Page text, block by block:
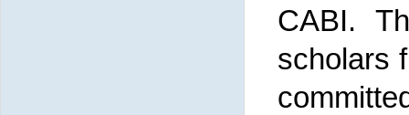
CABI.
scholars